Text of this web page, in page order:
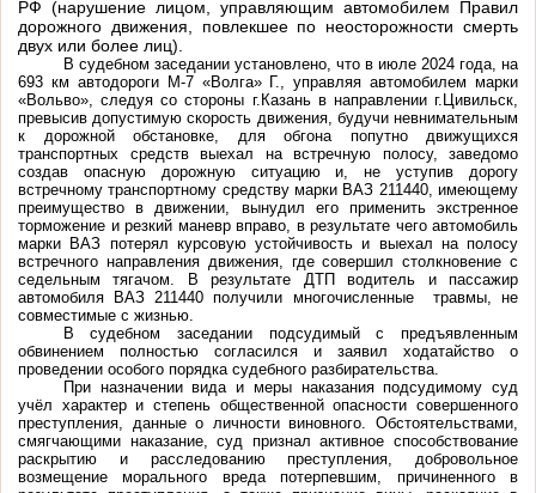
РФ (нарушение лицом, управляющим автомобилем Правил
дорожного движения, повлекшее по неосторожности смерть
двух или более лиц).
В судебном заседании установлено, что в июле 2024 года, на
693 км автодороги М-7 «Волга» Г., управляя автомобилем марки
«Вольво», следуя со стороны г.Казань в направлении г.Цивильск,
превысив допустимую скорость движения, будучи невнимательным
к дорожной обстановке, для обгона попутно движущихся
транспортных средств выехал на встречную полосу, заведомо
создав опасную дорожную ситуацию и, не уступив дорогу
встречному транспортному средству марки ВАЗ 211440, имеющему
преимущество в движении, вынудил его применить экстренное
торможение и резкий маневр вправо, в результате чего автомобиль
марки ВАЗ потерял курсовую устойчивость и выехал на полосу
встречного направления движения, где совершил столкновение с
седельным тягачом. В результате ДТП водитель и пассажир
автомобиля ВАЗ 211440 получили многочисленные
травмы, не
совместимые с жизнью.
В судебном заседании подсудимый с предъявленным
обвинением полностью согласился и заявил ходатайство о
проведении особого порядка судебного разбирательства.
При назначении вида и меры наказания подсудимому суд
учёл характер и степень общественной опасности совершенного
преступления, данные о личности виновного. Обстоятельствами,
смягчающими наказание, суд признал активное способствование
раскрытию и расследованию преступления, добровольное
возмещение морального вреда потерпевшим, причиненного в